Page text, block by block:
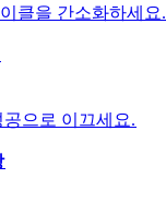
클을 간소화하세요.​​
공으로 이끄세요.​​